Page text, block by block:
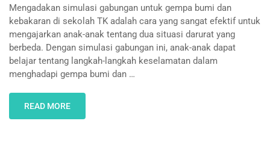
Mengadakan simulasi gabungan untuk gempa bumi dan
kebakaran di sekolah TK adalah cara yang sangat efektif untuk
mengajarkan anak-anak tentang dua situasi darurat yang
berbeda. Dengan simulasi gabungan ini, anak-anak dapat
belajar tentang langkah-langkah keselamatan dalam
menghadapi gempa bumi dan …
READ MORE